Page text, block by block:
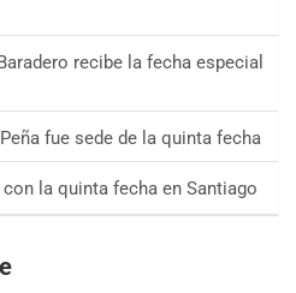
recibe la fecha especial
fue sede de la quinta fecha
la quinta fecha en Santiago